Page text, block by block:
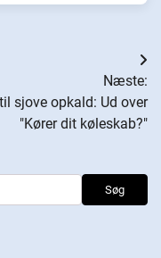
Næste:
til sjove opkald: Ud over
"Kører dit køleskab?"
Søg